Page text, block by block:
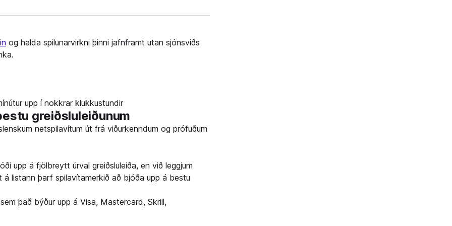
og halda spilunarvirkni þinni jafnframt utan sjónsviðs
upp í nokkrar klukkustundir
greiðsluleiðunum
netspilavítum út frá viðurkenndum og prófuðum
upp á fjölbreytt úrval greiðsluleiða, en við leggjum
listann þarf spilavítamerkið að bjóða upp á bestu
það býður upp á Visa, Mastercard, Skrill,